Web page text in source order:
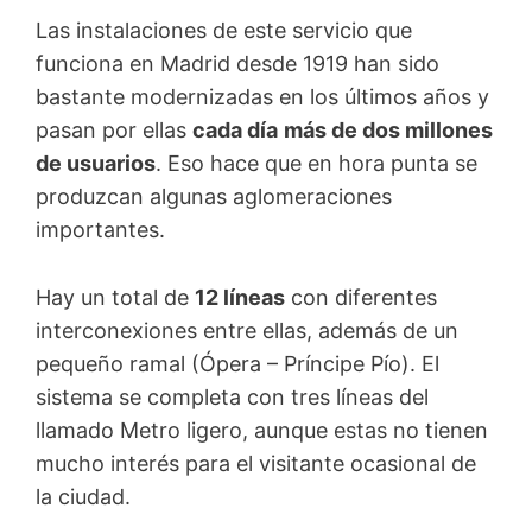
Las instalaciones de este servicio que
funciona en Madrid desde 1919 han sido
bastante modernizadas en los últimos años y
pasan por ellas cada día más de dos millones
de usuarios. Eso hace que en hora punta se
produzcan algunas aglomeraciones
importantes.
Hay un total de 12 líneas con diferentes
interconexiones entre ellas, además de un
pequeño ramal (Ópera – Príncipe Pío). El
sistema se completa con tres líneas del
llamado Metro ligero, aunque estas no tienen
mucho interés para el visitante ocasional de
la ciudad.